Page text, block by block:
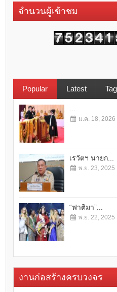
จำนวนผู้เข้าชม
Popular Latest Tag
ม.ค. 18, 2026
เรวัตฯ นายก...
พ.ย. 23, 2025
“ฟาติมา”...
พ.ย. 22, 2025
งานก่อสร้างครบวงจร